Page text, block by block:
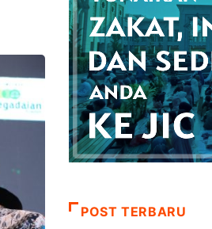
POST TERBARU